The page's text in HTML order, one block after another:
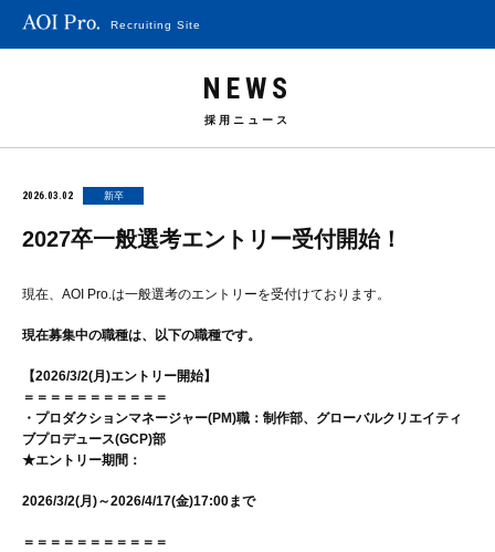
Recruiting Site
NEWS
採用ニュース
2026.03.02 新卒
2027卒一般選考エントリー受付開始！
現在、AOI Pro.は一般選考のエントリーを受付けております。
現在募集中の職種は、以下の職種です。
【2026/3/2(月)エントリー開始】
＝＝＝＝＝＝＝＝＝＝＝
・プロダクションマネージャー(PM)職：制作部、グローバルクリエイティ
ブプロデュース(GCP)部
★エントリー期間：
2026/3/2(月)～2026/4/17(金)17:00まで
＝＝＝＝＝＝＝＝＝＝＝